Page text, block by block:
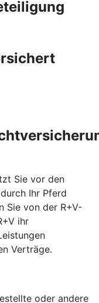
Sie vor den
Ihr Pferd
Sie von der R+V-
ihr
Verträge.
oder andere